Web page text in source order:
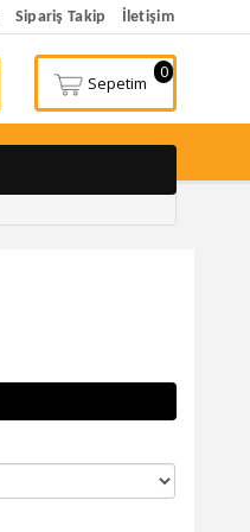
Sipariş Takip İletişim
0
Sepetim